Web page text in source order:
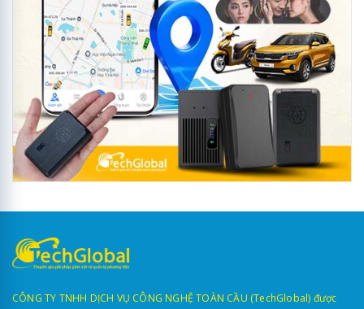
CÔNG TY TNHH DỊCH VỤ CÔNG NGHỆ TOÀN CẦU (TechGlobal) được